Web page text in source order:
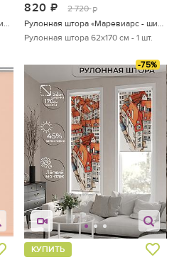
Рулонная штора «Бетта-76 - ширина 62 см»
820 руб.
2 720 руб.
Рулонная штора «Маревиарс - ширина 62 см»
Рулонная штора 62х170 см - 1 шт.
-75%
КУПИТЬ